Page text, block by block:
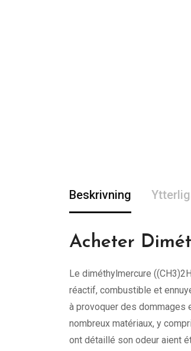
Beskrivning
Acheter
Le diméthylmercure
réactif, combustible et
à provoquer des dommages
nombreux matériaux, y
ont détaillé son odeur aient